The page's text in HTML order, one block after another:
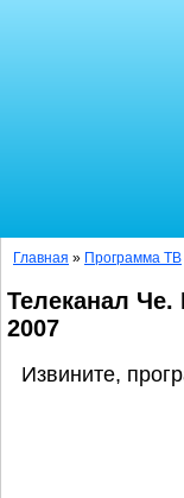
Главная » Программа ТВ
Телеканал Че.
2007
Извините,